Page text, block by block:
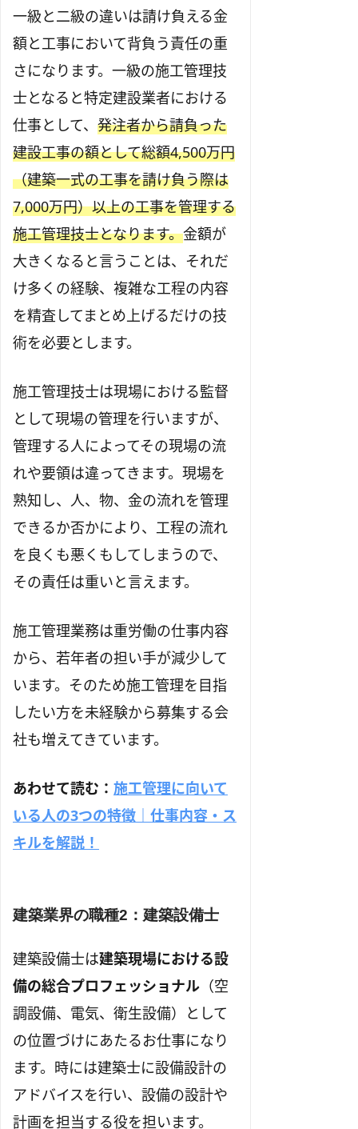
一級と二級の違いは請け負える金
額と工事において背負う責任の重
さになります。一級の施工管理技
士となると特定建設業者における
仕事として、 発注者から請負った
建設工事の額として総額4,500万円
（建築一式の工事を請け負う際は
7,000万円）以上の工事を管理する
施工管理技士となります。金額が
大きくなると言うことは、それだ
け多くの経験、複雑な工程の内容
を精査してまとめ上げるだけの技
術を必要とします。
施工管理技士は現場における監督
として現場の管理を行いますが、
管理する人によってその現場の流
れや要領は違ってきます。現場を
熟知し、人、物、金の流れを管理
できるか否かにより、工程の流れ
を良くも悪くもしてしまうので、
その責任は重いと言えます。
施工管理業務は重労働の仕事内容
から、若年者の担い手が減少して
います。そのため施工管理を目指
したい方を未経験から募集する会
社も増えてきています。
あわせて読む： 施工管理に向いて
いる人の3つの特徴｜仕事内容・ス
キルを解説！
建築業界の職種2：建築設備士
建築設備士は建築現場における設
備の総合プロフェッショナル （空
調設備、電気、衛生設備）として
の位置づけにあたるお仕事になり
ます。時には建築士に設備設計の
アドバイスを行い、設備の設計や
計画を担当する役を担います。